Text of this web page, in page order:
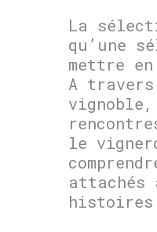
La
qu’une
mettre
A
le
attachés
histoires